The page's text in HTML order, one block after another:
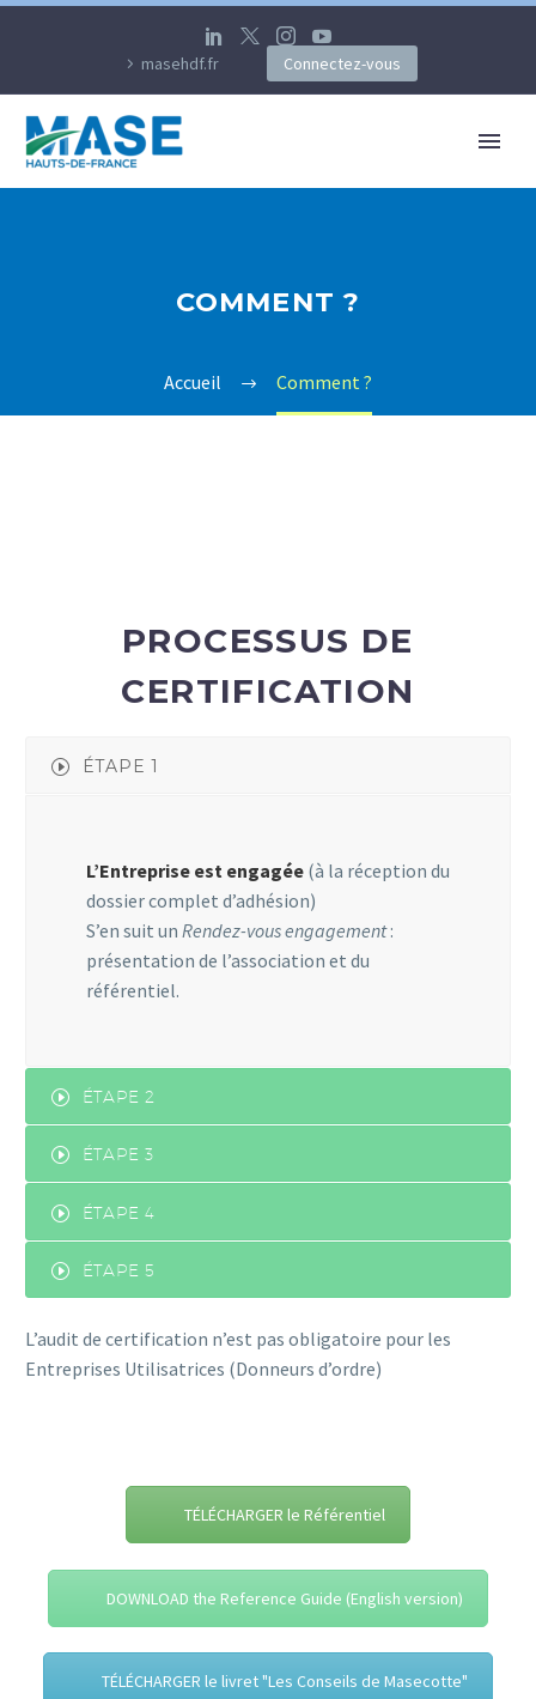
masehdf.fr Connectez-vous
COMMENT ?
Accueil Comment ?
PROCESSUS DE
CERTIFICATION
ÉTAPE 1
L’Entreprise est engagée (à la réception du
dossier complet d’adhésion)
S’en suit un Rendez-vous engagement:
présentation de l’association et du
référentiel.
ÉTAPE 2
ÉTAPE 3
ÉTAPE 4
ÉTAPE 5
L’audit de certification n’est pas obligatoire pour les
Entreprises Utilisatrices (Donneurs d’ordre)
TÉLÉCHARGER le Référentiel
DOWNLOAD the Reference Guide (English version)
TÉLÉCHARGER le livret "Les Conseils de Masecotte"